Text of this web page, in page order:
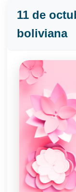
11 de
boliviana